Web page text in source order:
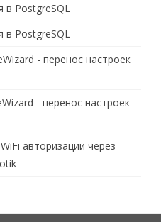
PostgreSQL
PostgreSQL
- перенос настроек
- перенос настроек
авторизации через